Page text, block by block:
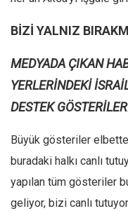
BİZİ YALNIZ
MEDYADA ÇIKAN
YERLERİNDEKİ
DESTEK
Büyük gösteriler elbette
buradaki halkı canlı
yapılan tüm gösteriler
geliyor, bizi canlı